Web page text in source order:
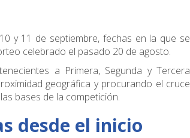
10 y 11 de septiembre, fechas en la que se
celebrado el pasado 20 de agosto.
a Primera, Segunda y Tercera
geográfica y procurando el cruce
bases de la competición.
desde el inicio